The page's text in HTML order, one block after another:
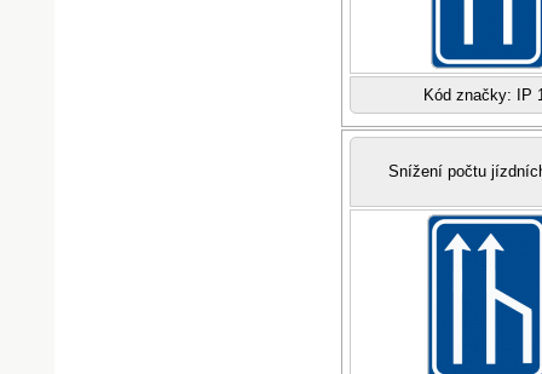
Kód značky: IP
Snížení počtu